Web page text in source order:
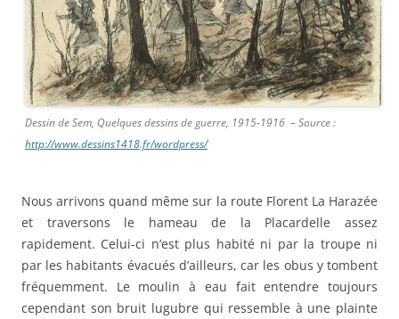
Dessin de Sem, Quelques dessins de guerre, 1915-1916 – Source :
http://www.dessins1418.fr/wordpress/
Nous arrivons quand même sur la route Florent La Harazée
et traversons le hameau de la Placardelle assez
rapidement. Celui-ci n’est plus habité ni par la troupe ni
par les habitants évacués d’ailleurs, car les obus y tombent
fréquemment. Le moulin à eau fait entendre toujours
cependant son bruit lugubre qui ressemble à une plainte